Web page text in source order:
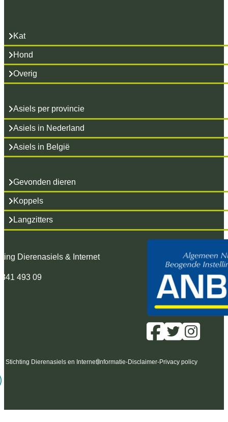
Kat
Hond
Overig
Asiels per provincie
Asiels in Nederland
Asiels in België
Gevonden dieren
Koppels
Langzitters
Dierenasiels & Internet
493 09
Stichting Dierenasiels en Internet Informatie-Disclaimer-Privacy policy